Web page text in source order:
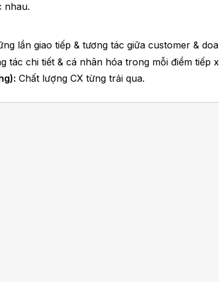
nhau.
lần giao tiếp & tương tác giữa customer &
tác chi tiết & cá nhân hóa trong mỗi điểm tiếp
Chất lượng CX từng trải qua.